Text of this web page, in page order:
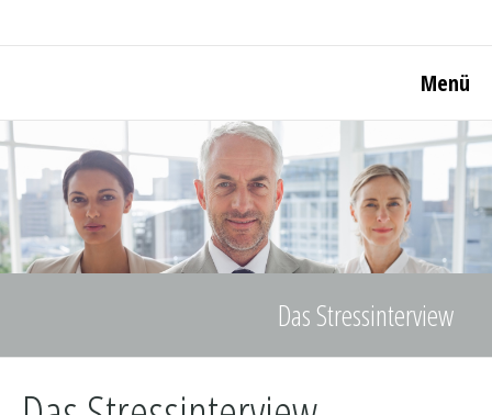
Menü
Das Stressinterview